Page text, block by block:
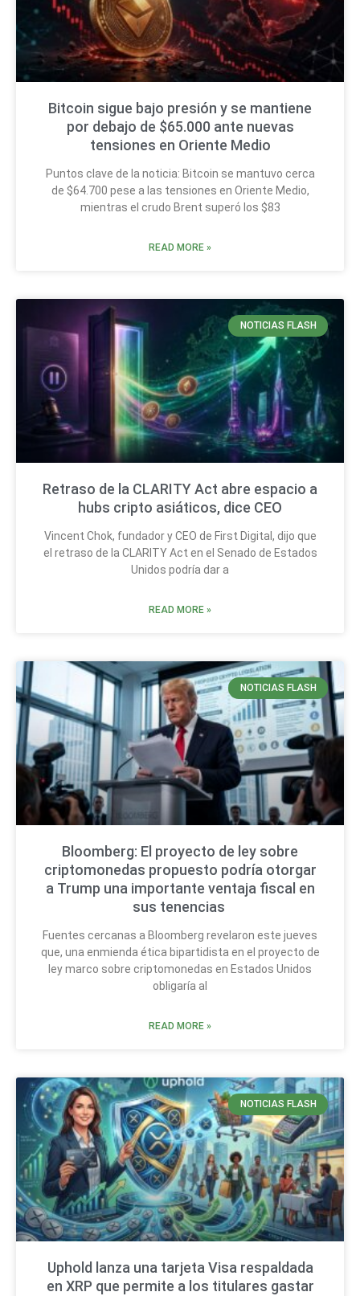
Bitcoin sigue bajo presión y se mantiene
por debajo de $65.000 ante nuevas
tensiones en Oriente Medio
Puntos clave de la noticia: Bitcoin se mantuvo cerca
de $64.700 pese a las tensiones en Oriente Medio,
mientras el crudo Brent superó los $83
READ MORE »
NOTICIAS FLASH
Retraso de la CLARITY Act abre espacio a
hubs cripto asiáticos, dice CEO
Vincent Chok, fundador y CEO de First Digital, dijo que
el retraso de la CLARITY Act en el Senado de Estados
Unidos podría dar a
READ MORE »
NOTICIAS FLASH
Bloomberg: El proyecto de ley sobre
criptomonedas propuesto podría otorgar
a Trump una importante ventaja fiscal en
sus tenencias
Fuentes cercanas a Bloomberg revelaron este jueves
que, una enmienda ética bipartidista en el proyecto de
ley marco sobre criptomonedas en Estados Unidos
obligaría al
READ MORE »
NOTICIAS FLASH
Uphold lanza una tarjeta Visa respaldada
en XRP que permite a los titulares gastar